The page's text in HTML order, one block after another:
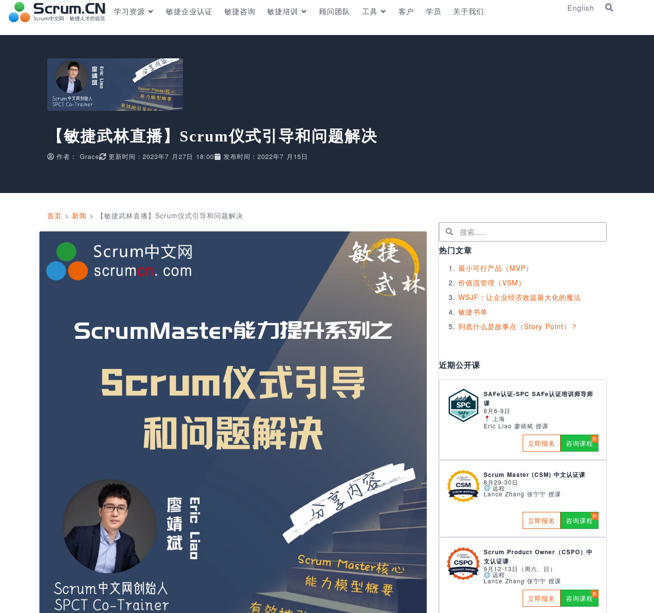
学习资源 敏捷企业认证 敏捷咨询 敏捷培训 顾问团队 工具 客户 学员 关于我们 English
【敏捷武林直播】Scrum仪式引导和问题解决
作者： Grace 更新时间：2023年7 月27日 18:00 发布时间：2022年7 月15日
首页 > 新闻 > 【敏捷武林直播】Scrum仪式引导和问题解决
热门文章
最小可行产品（MVP）
价值流管理（VSM）
WSJF：让企业经济效益最大化的魔法
敏捷书单
到底什么是故事点（Story Point）？
近期公开课
SAFe认证-SPC SAFe认证培训师导师
课
8月6-9日
上海
Eric Liao 廖靖斌 授课
立即报名 咨询课程
Scrum Master (CSM) 中文认证课
8月29-30日
远程
Lance Zhang 张宁宁 授课
立即报名 咨询课程
Scrum Product Owner（CSPO）中
文认证课
9月12-13日（周六、日）
远程
Lance Zhang 张宁宁 授课
立即报名 咨询课程